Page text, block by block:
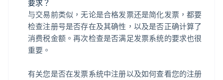
要求？
与交易前类似，无论是合格发票还是简化发票，都要
检查注册号是否存在及其确性，以及是否正确计算了
消费税金额。再次检查是否满足发票系统的要求也很
重要。
有关您是否在发票系统中注册以及如何查看您的注册